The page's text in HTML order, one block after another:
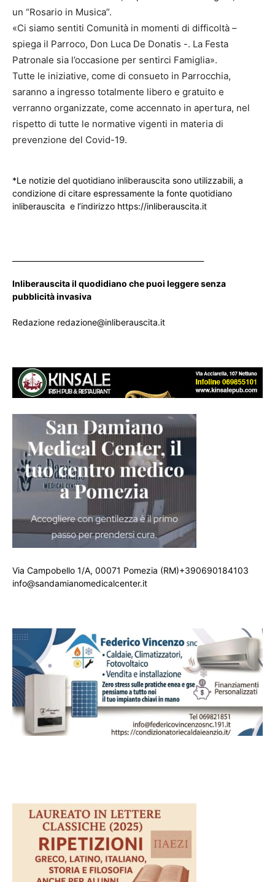
un “Rosario in Musica”.
«Ci siamo sentiti Comunità in momenti di difficoltà –
spiega il Parroco, Don Luca De Donatis -. La Festa
Patronale sia l’occasione per sentirci Famiglia».
Tutte le iniziative, come di consueto in Parrocchia,
saranno a ingresso totalmente libero e gratuito e
verranno organizzate, come accennato in apertura, nel
rispetto di tutte le normative vigenti in materia di
prevenzione del Covid-19.
*Le notizie del quotidiano inliberauscita sono utilizzabili, a
condizione di citare espressamente la fonte quotidiano
inliberauscita e l’indirizzo https://inliberauscita.it
Inliberauscita il quodidiano che puoi leggere senza
pubblicità invasiva
Redazione redazione@inliberauscita.it
Via Campobello 1/A, 00071 Pomezia (RM)+390690184103
info@sandamianomedicalcenter.it